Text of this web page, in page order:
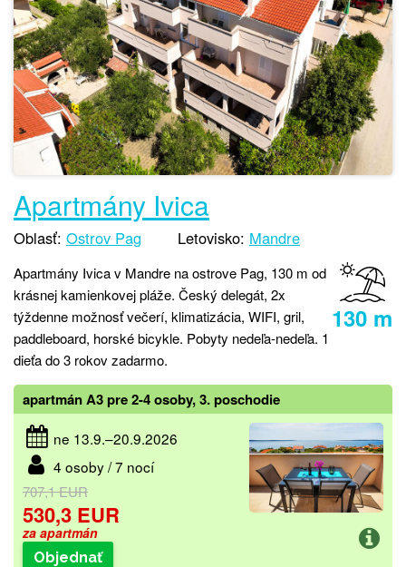
Apartmány Ivica
Oblasť: Ostrov Pag Letovisko: Mandre
130 m
Apartmány Ivica v Mandre na ostrove Pag, 130 m od
krásnej kamienkovej pláže. Český delegát, 2x
týždenne možnosť večerí, klimatizácia, WIFI, gril,
paddleboard, horské bicykle. Pobyty nedeľa-nedeľa. 1
dieťa do 3 rokov zadarmo.
apartmán A3 pre 2-4 osoby, 3. poschodie
ne 13.9.–20.9.2026
4 osoby / 7 nocí
707,1 EUR
530,3 EUR
za apartmán
Objednať